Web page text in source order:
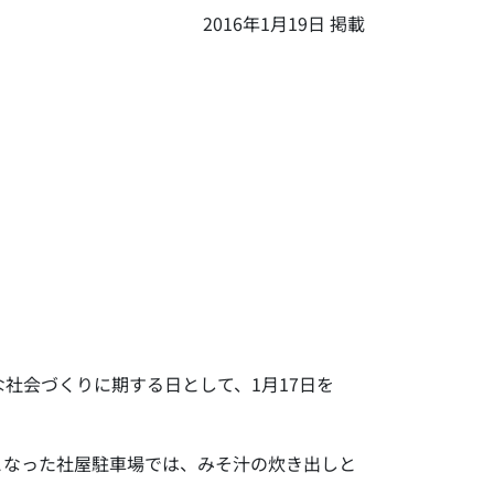
2016年1月19日 掲載
会づくりに期する日として、1月17日を
った社屋駐車場では、みそ汁の炊き出しと